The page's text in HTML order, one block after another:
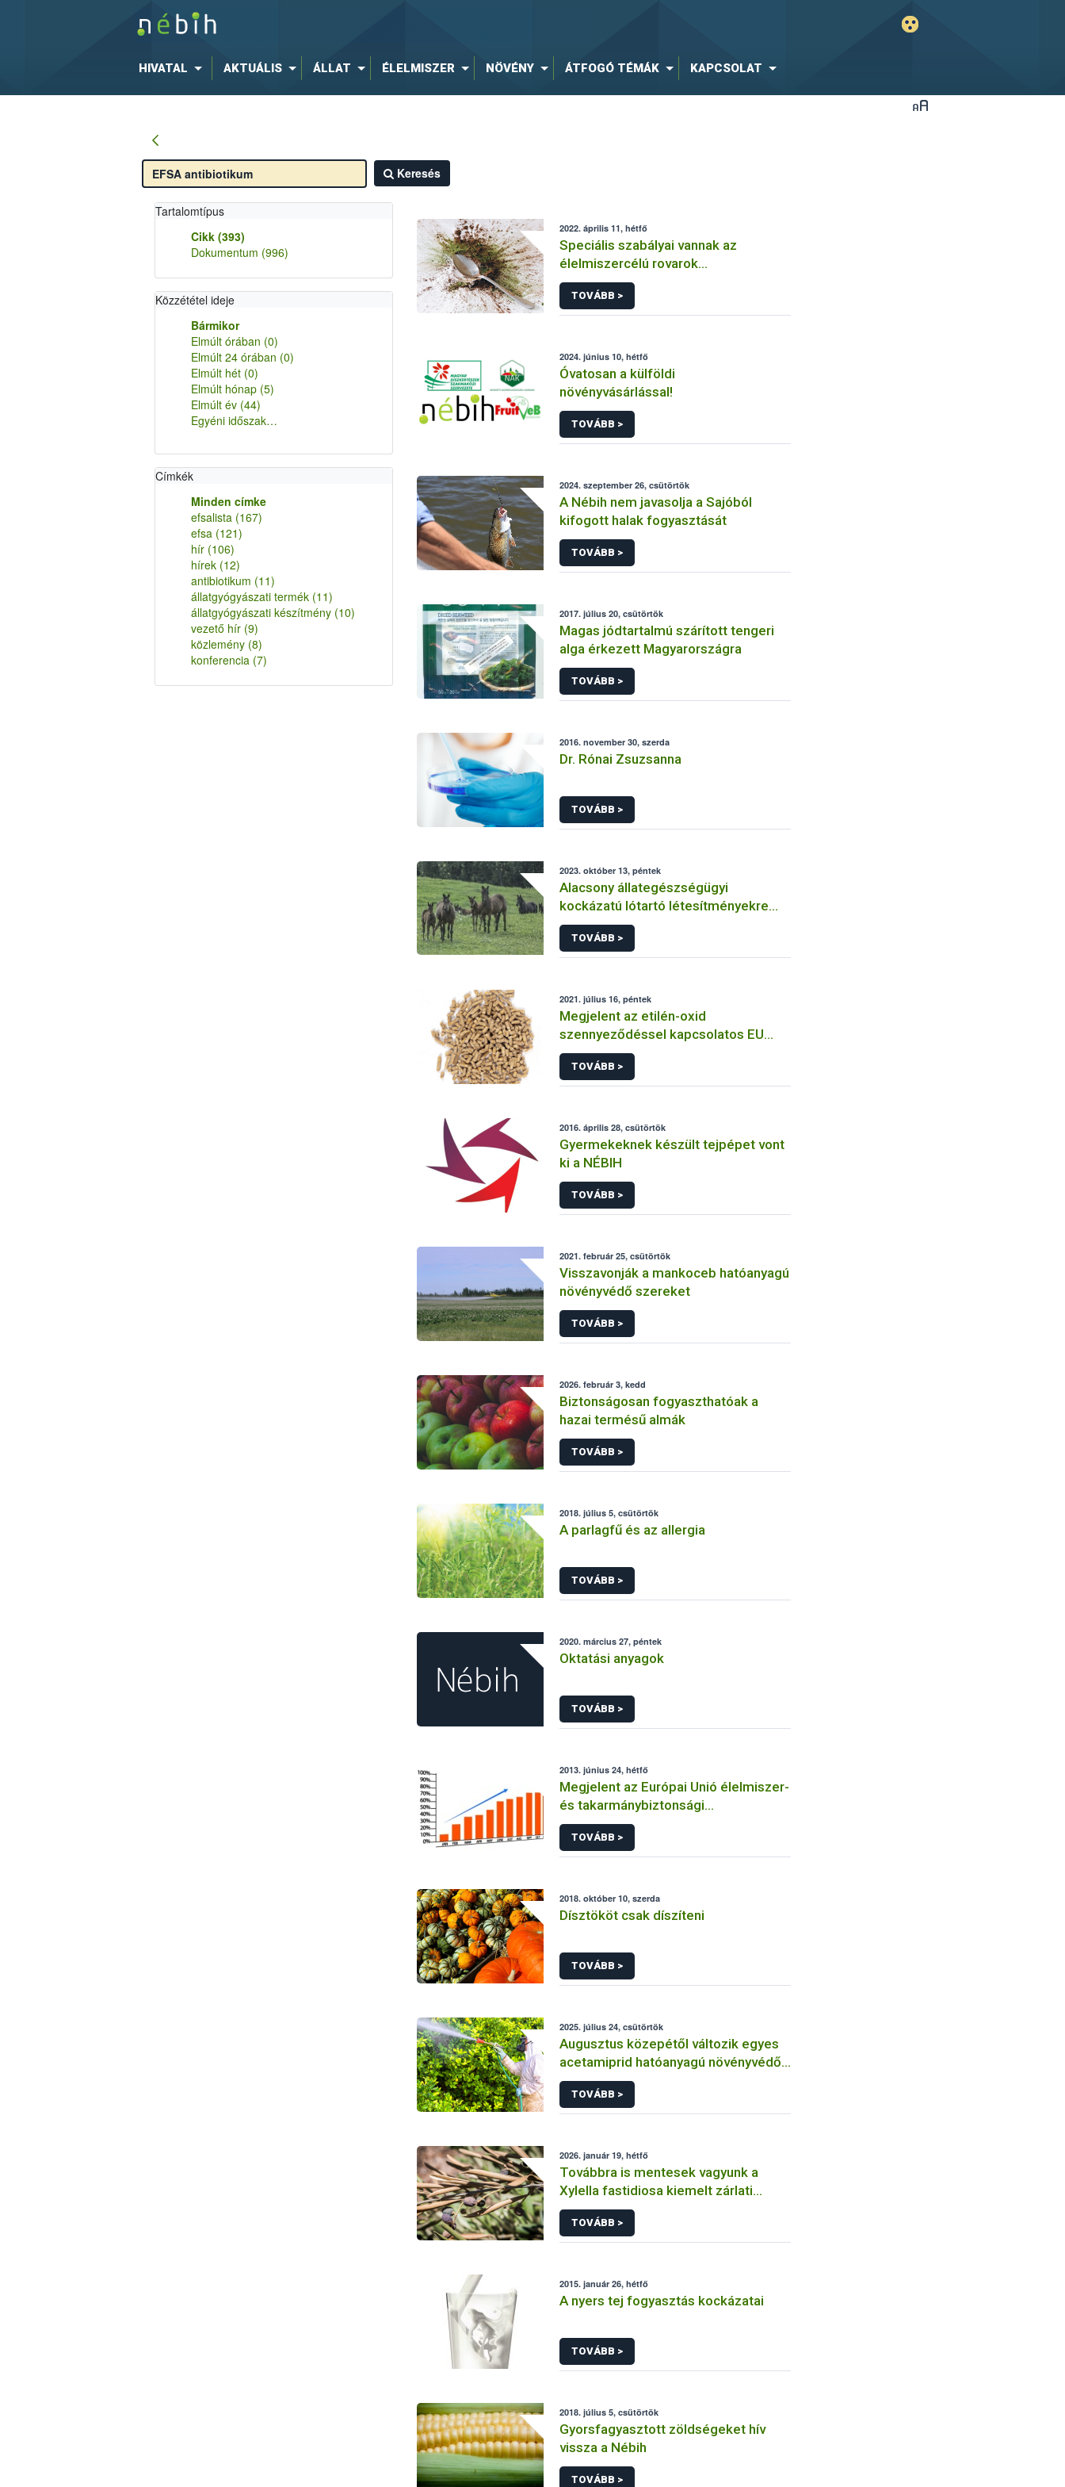
HIVATAL AKTUÁLIS ÁLLAT ÉLELMISZER NÖVÉNY ÁTFOGÓ TÉMÁK KAPCSOLAT
Keresés
Tartalomtípus
Cikk (393)
Dokumentum (996)
Közzététel ideje
Bármikor
Elmúlt órában (0)
Elmúlt 24 órában (0)
Elmúlt hét (0)
Elmúlt hónap (5)
Elmúlt év (44)
Egyéni időszak…
Címkék
Minden címke
efsalista (167)
efsa (121)
hír (106)
hírek (12)
antibiotikum (11)
állatgyógyászati termék (11)
állatgyógyászati készítmény (10)
vezető hír (9)
közlemény (8)
konferencia (7)
2022. április 11, hétfő
Speciális szabályai vannak az
élelmiszercélú rovarok
forgalmazásának
TOVÁBB >
2024. június 10, hétfő
Óvatosan a külföldi
növényvásárlással!
TOVÁBB >
2024. szeptember 26, csütörtök
A Nébih nem javasolja a Sajóból
kifogott halak fogyasztását
TOVÁBB >
2017. július 20, csütörtök
Magas jódtartalmú szárított tengeri
alga érkezett Magyarországra
TOVÁBB >
2016. november 30, szerda
Dr. Rónai Zsuzsanna
TOVÁBB >
2023. október 13, péntek
Alacsony állategészségügyi
kockázatú lótartó létesítményekre
vonatkozó követelmények
TOVÁBB >
2021. július 16, péntek
Megjelent az etilén-oxid
szennyeződéssel kapcsolatos EU
Bizottsági összefoglaló
TOVÁBB >
2016. április 28, csütörtök
Gyermekeknek készült tejpépet vont
ki a NÉBIH
TOVÁBB >
2021. február 25, csütörtök
Visszavonják a mankoceb hatóanyagú
növényvédő szereket
TOVÁBB >
2026. február 3, kedd
Biztonságosan fogyaszthatóak a
hazai termésű almák
TOVÁBB >
2018. július 5, csütörtök
A parlagfű és az allergia
TOVÁBB >
2020. március 27, péntek
Oktatási anyagok
TOVÁBB >
2013. június 24, hétfő
Megjelent az Európai Unió élelmiszer-
és takarmánybiztonsági
gyorsveszély-jelző rendszerének
éves jelentése
TOVÁBB >
2018. október 10, szerda
Dísztököt csak díszíteni
TOVÁBB >
2025. július 24, csütörtök
Augusztus közepétől változik egyes
acetamiprid hatóanyagú növényvédő
szerek alkalmazása a határérték
csökkentése miatt
TOVÁBB >
2026. január 19, hétfő
Továbbra is mentesek vagyunk a
Xylella fastidiosa kiemelt zárlati
károsítótól, de fontos a megelőzés
TOVÁBB >
2015. január 26, hétfő
A nyers tej fogyasztás kockázatai
TOVÁBB >
2018. július 5, csütörtök
Gyorsfagyasztott zöldségeket hív
vissza a Nébih
TOVÁBB >